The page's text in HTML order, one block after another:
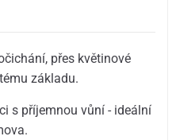
přes květinové
základu.
s příjemnou vůní - ideální